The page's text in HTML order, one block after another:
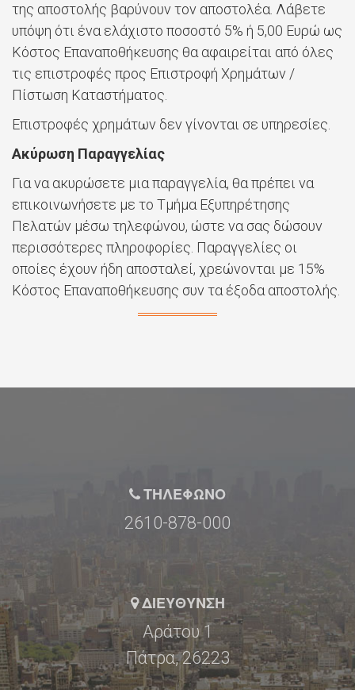
της αποστολής βαρύνουν τον αποστολέα. Λάβετε
υπόψη ότι ένα ελάχιστο ποσοστό 5% ή 5,00 Ευρώ ως
Κόστος Επαναποθήκευσης θα αφαιρείται από όλες
τις επιστροφές προς Επιστροφή Χρημάτων /
Πίστωση Καταστήματος.
Επιστροφές χρημάτων δεν γίνονται σε υπηρεσίες.
Ακύρωση Παραγγελίας
Για να ακυρώσετε μια παραγγελία, θα πρέπει να
επικοινωνήσετε με το Τμήμα Εξυπηρέτησης
Πελατών μέσω τηλεφώνου, ώστε να σας δώσουν
περισσότερες πληροφορίες. Παραγγελίες οι
οποίες έχουν ήδη αποσταλεί, χρεώνονται με 15%
Κόστος Επαναποθήκευσης συν τα έξοδα αποστολής.
ΤΗΛΕΦΩΝΟ
2610-878-000
ΔΙΕΥΘΥΝΣΗ
Αράτου 1
Πάτρα, 26223